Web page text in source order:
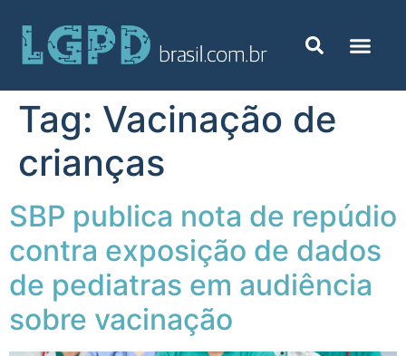
Tag: Vacinação de
crianças
SBP publica nota de repúdio
contra exposição de dados
de pediatras em audiência
sobre vacinação